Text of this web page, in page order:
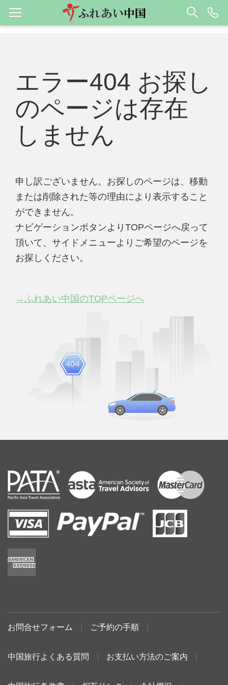
エラー404 お探し
のページは存在
しません
申し訳ございません。お探しのページは、移動
または削除された等の理由により表示すること
ができません。
ナビゲーションボタンよりTOPページへ戻って
頂いて、サイドメニューよりご希望のページを
お探しください。
→ふれあい中国のTOPページへ
お問合せフォーム ご予約の手順
中国旅行よくある質問 お支払い方法のご案内